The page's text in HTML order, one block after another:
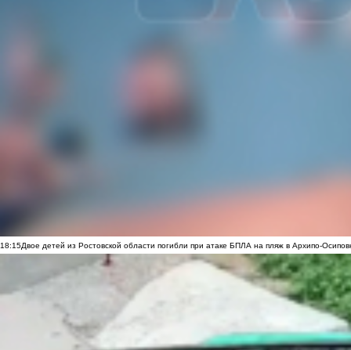
18:15Двое детей из Ростовской области погибли при атаке БПЛА на пляж в Архипо-